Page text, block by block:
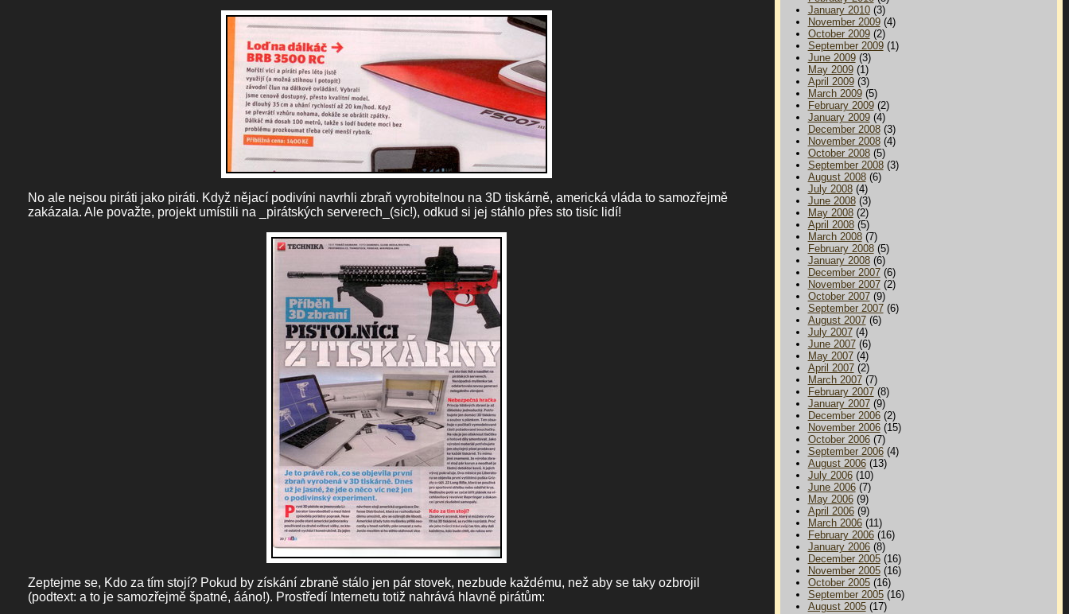
No ale nejsou piráti jako piráti. Když nějací podivíni navrhli zbraň vyrobitelnou na 3D tiskárně, americká vláda to samozřejmě
zakázala. Ale považte, projekt umístili na _pirátských serverech_(sic!), odkud si jej stáhlo přes sto tisíc lidí!
Zeptejme se, Kdo za tím stojí? Pokud by získání zbraně stálo jen pár stovek, nezbude každému, než aby se taky ozbrojil
(podtext: a to je samozřejmě špatné, ááno!). Prostředí Internetu totiž nahrává hlavně pirátům:
January 2010(3)
November 2009(4)
October 2009(2)
September 2009(1)
June 2009(3)
May 2009(1)
April 2009(3)
March 2009(5)
February 2009(2)
January 2009(4)
December 2008(3)
November 2008(4)
October 2008(5)
September 2008(3)
August 2008(6)
July 2008(4)
June 2008(3)
May 2008(2)
April 2008(5)
March 2008(7)
February 2008(5)
January 2008(6)
December 2007(6)
November 2007(2)
October 2007(9)
September 2007(6)
August 2007(6)
July 2007(4)
June 2007(6)
May 2007(4)
April 2007(2)
March 2007(7)
February 2007(8)
January 2007(9)
December 2006(2)
November 2006(15)
October 2006(7)
September 2006(4)
August 2006(13)
July 2006(10)
June 2006(7)
May 2006(9)
April 2006(9)
March 2006(11)
February 2006(16)
January 2006(8)
December 2005(16)
November 2005(16)
October 2005(16)
September 2005(16)
August 2005(17)